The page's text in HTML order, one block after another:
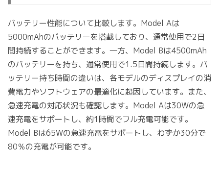
バッテリー性能について比較します。Model Aは
5000mAhのバッテリーを搭載しており、通常使用で2日
間持続することができます。一方、Model Bは4500mAh
のバッテリーを持ち、通常使用で1.5日間持続します。バ
ッテリー持ち時間の違いは、各モデルのディスプレイの消
費電力やソフトウェアの最適化に起因しています。また、
急速充電の対応状況も確認します。Model Aは30Wの急
速充電をサポートし、約1時間でフル充電可能です。
Model Bは65Wの急速充電をサポートし、わずか30分で
80％の充電が可能です。